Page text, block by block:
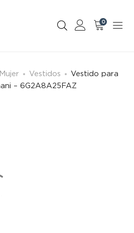
0
Vestidos
Vestido para
– 6G2A8A25FAZ